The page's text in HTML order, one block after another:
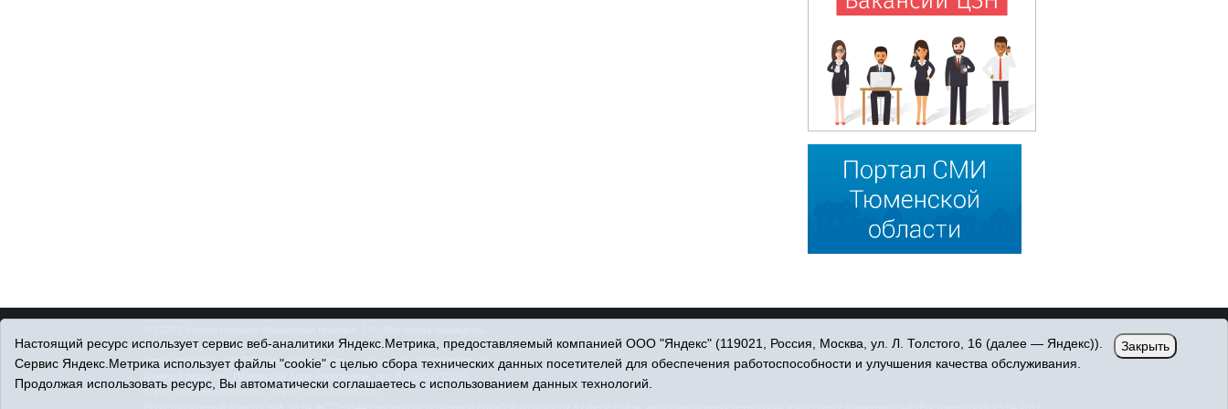
© При использовании материалов ссылка обязательна.
Адрес редакции: 627750 Тюменская область, г. Ишим, ул. Пономарёва, 39.
Адрес электронной почты:IshimPravda-1@obl72.ru
Настоящий ресурс использует сервис веб-аналитики Яндекс.Метрика, предоставляемый компанией ООО "Яндекс" (119021, Россия, Москва, ул. Л. Толстого, 16 (далее — Яндекс)).
Сервис Яндекс.Метрика использует файлы "cookie" с целью сбора технических данных посетителей для обеспечения работоспособности и улучшения качества обслуживания.
Продолжая использовать ресурс, Вы автоматически соглашаетесь с использованием данных технологий.
Закрыть